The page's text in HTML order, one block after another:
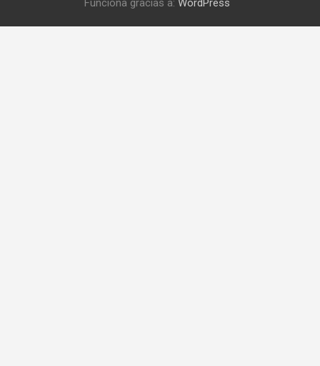
Funciona gracias a: WordPress